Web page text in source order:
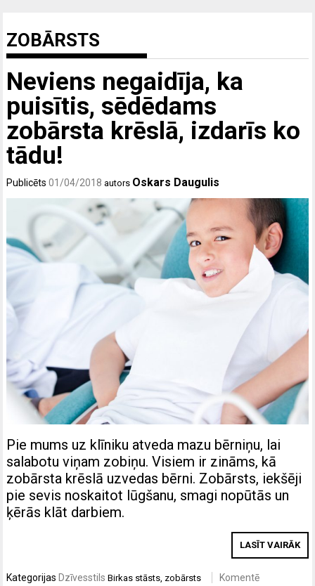
ZOBĀRSTS
Neviens negaidīja, ka
puisītis, sēdēdams
zobārsta krēslā, izdarīs ko
tādu!
Publicēts01/04/2018 autors Oskars Daugulis
Pie mums uz klīniku atveda mazu bērniņu, lai
salabotu viņam zobiņu. Visiem ir zināms, kā
zobārsta krēslā uzvedas bērni. Zobārsts, iekšēji
pie sevis noskaitot lūgšanu, smagi nopūtās un
ķērās klāt darbiem.
LASĪT VAIRĀK
Kategorijas Dzīvesstils Birkas stāsts zobārsts Komentē